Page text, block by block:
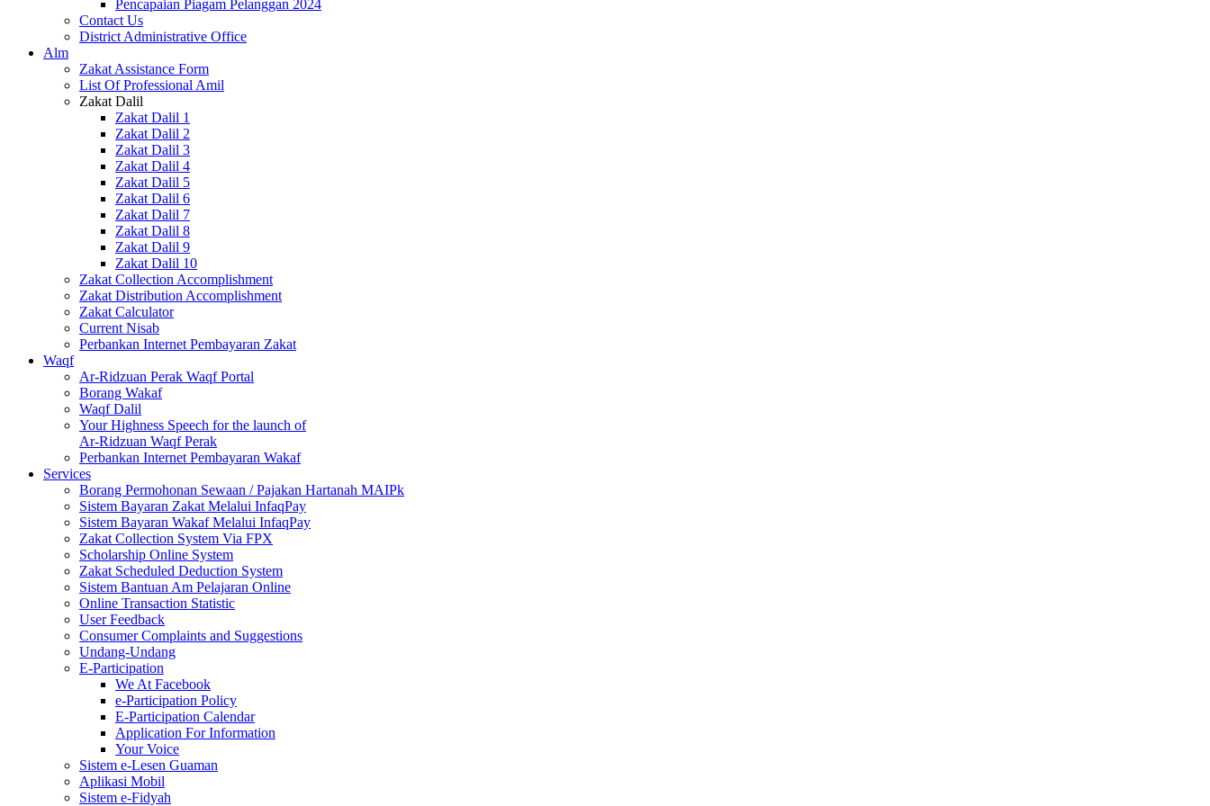
Pencapaian Piagam Pelanggan 2024
Contact Us
District Administrative Office
Alm
Zakat Assistance Form
List Of Professional Amil
Zakat Dalil
Zakat Dalil 1
Zakat Dalil 2
Zakat Dalil 3
Zakat Dalil 4
Zakat Dalil 5
Zakat Dalil 6
Zakat Dalil 7
Zakat Dalil 8
Zakat Dalil 9
Zakat Dalil 10
Zakat Collection Accomplishment
Zakat Distribution Accomplishment
Zakat Calculator
Current Nisab
Perbankan Internet Pembayaran Zakat
Waqf
Ar-Ridzuan Perak Waqf Portal
Borang Wakaf
Waqf Dalil
Your Highness Speech for the launch of
Ar-Ridzuan Waqf Perak
Perbankan Internet Pembayaran Wakaf
Services
Borang Permohonan Sewaan / Pajakan Hartanah MAIPk
Sistem Bayaran Zakat Melalui InfaqPay
Sistem Bayaran Wakaf Melalui InfaqPay
Zakat Collection System Via FPX
Scholarship Online System
Zakat Scheduled Deduction System
Sistem Bantuan Am Pelajaran Online
Online Transaction Statistic
User Feedback
Consumer Complaints and Suggestions
Undang-Undang
E-Participation
We At Facebook
e-Participation Policy
E-Participation Calendar
Application For Information
Your Voice
Sistem e-Lesen Guaman
Aplikasi Mobil
Sistem e-Fidyah